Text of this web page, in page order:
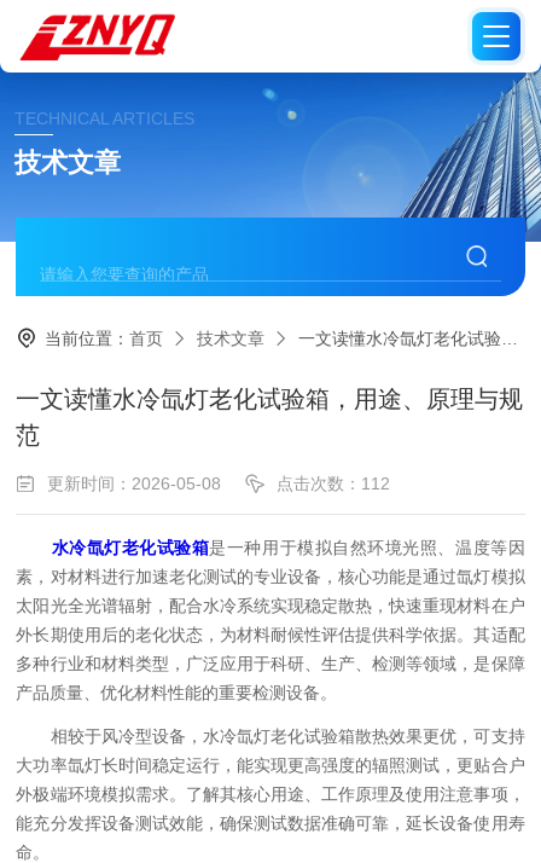
TECHNICAL ARTICLES
技术文章
当前位置：首页 技术文章 一文读懂水冷氙灯老化试验箱，用途、原理与规范
一文读懂水冷氙灯老化试验箱，用途、原理与规
范
更新时间：2026-05-08 点击次数：112
水冷氙灯老化试验箱是一种用于模拟自然环境光照、温度等因
素，对材料进行加速老化测试的专业设备，核心功能是通过氙灯模拟
太阳光全光谱辐射，配合水冷系统实现稳定散热，快速重现材料在户
外长期使用后的老化状态，为材料耐候性评估提供科学依据。其适配
多种行业和材料类型，广泛应用于科研、生产、检测等领域，是保障
产品质量、优化材料性能的重要检测设备。
相较于风冷型设备，水冷氙灯老化试验箱散热效果更优，可支持
大功率氙灯长时间稳定运行，能实现更高强度的辐照测试，更贴合户
外极端环境模拟需求。了解其核心用途、工作原理及使用注意事项，
能充分发挥设备测试效能，确保测试数据准确可靠，延长设备使用寿
命。